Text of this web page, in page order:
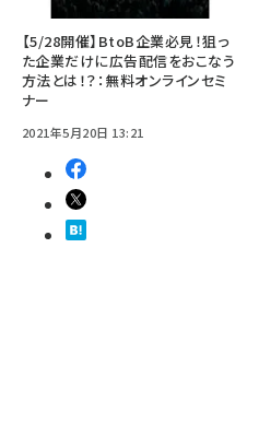
【5/28開催】BtoB企業必見！狙っ
た企業だけに広告配信をおこなう
方法とは！？：無料オンラインセミ
ナー
2021年5月20日 13:21